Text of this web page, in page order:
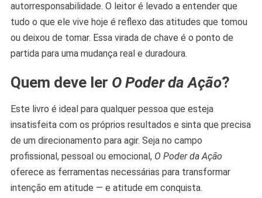
autorresponsabilidade. O leitor é levado a entender que
tudo o que ele vive hoje é reflexo das atitudes que tomou
ou deixou de tomar. Essa virada de chave é o ponto de
partida para uma mudança real e duradoura.
Quem deve ler O Poder da Ação?
Este livro é ideal para qualquer pessoa que esteja
insatisfeita com os próprios resultados e sinta que precisa
de um direcionamento para agir. Seja no campo
profissional, pessoal ou emocional, O Poder da Ação
oferece as ferramentas necessárias para transformar
intenção em atitude — e atitude em conquista.